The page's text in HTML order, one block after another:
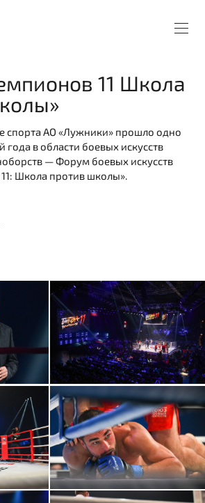
11 Школа
спорта АО «Лужники» прошло одно
года в области боевых искусств
— Форум боевых искусств
Школа против школы».